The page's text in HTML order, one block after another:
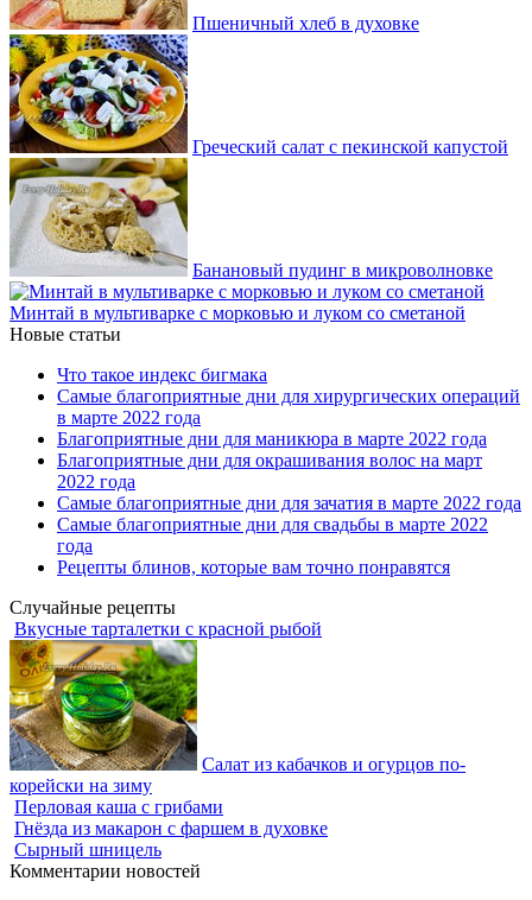
Пшеничный хлеб в духовке
Греческий салат с пекинской капустой
Банановый пудинг в микроволновке
Минтай в мультиварке с морковью и луком со сметаной
Новые статьи
Что такое индекс бигмака
Самые благоприятные дни для хирургических операций
в марте 2022 года
Благоприятные дни для маникюра в марте 2022 года
Благоприятные дни для окрашивания волос на март
2022 года
Самые благоприятные дни для зачатия в марте 2022 года
Самые благоприятные дни для свадьбы в марте 2022
года
Рецепты блинов, которые вам точно понравятся
Случайные рецепты
Вкусные тарталетки с красной рыбой
Салат из кабачков и огурцов по-
корейски на зиму
Перловая каша с грибами
Гнёзда из макарон с фаршем в духовке
Сырный шницель
Комментарии новостей